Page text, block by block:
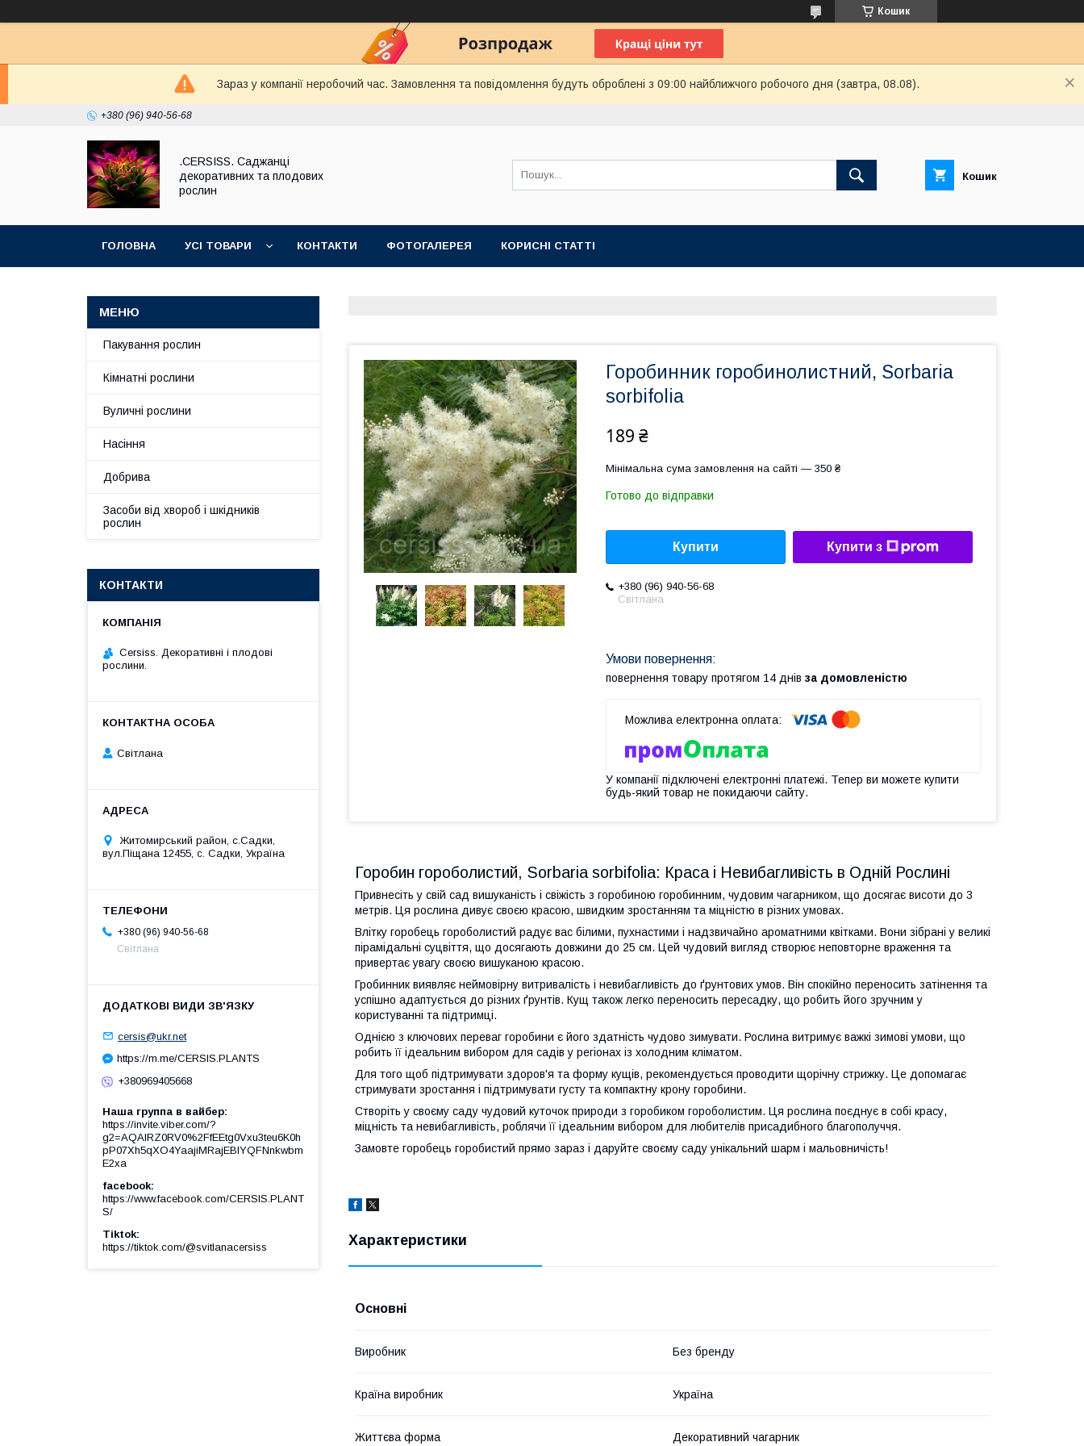
Кошик
Зараз у компанії неробочий час. Замовлення та повідомлення будуть оброблені з 09:00 найближчого робочого дня (завтра, 08.08).
+380 (96) 940-56-68
.CERSISS. Саджанці
декоративних та плодових
рослин
Кошик
ГОЛОВНА УСІ ТОВАРИ КОНТАКТИ ФОТОГАЛЕРЕЯ КОРИСНІ СТАТТІ
Горобинник горобинолистний, Sorbaria
sorbifolia
189 ₴
Мінімальна сума замовлення на сайті — 350 ₴
Готово до відправки
Купити Купити з
+380 (96) 940-56-68
Світлана
повернення товару протягом 14 днів за домовленістю
У компанії підключені електронні платежі. Тепер ви можете купити
будь-який товар не покидаючи сайту.
Горобин гороболистий, Sorbaria sorbifolia: Краса і Невибагливість в Одній Рослині
Привнесіть у свій сад вишуканість і свіжість з горобиною горобинним, чудовим чагарником, що досягає висоти до 3
метрів. Ця рослина дивує своєю красою, швидким зростанням та міцністю в різних умовах.
Влітку горобець гороболистий радує вас білими, пухнастими і надзвичайно ароматними квітками. Вони зібрані у великі
пірамідальні суцвіття, що досягають довжини до 25 см. Цей чудовий вигляд створює неповторне враження та
привертає увагу своєю вишуканою красою.
Гробинник виявляє неймовірну витривалість і невибагливість до ґрунтових умов. Він спокійно переносить затінення та
успішно адаптується до різних ґрунтів. Кущ також легко переносить пересадку, що робить його зручним у
користуванні та підтримці.
Однією з ключових переваг горобини є його здатність чудово зимувати. Рослина витримує важкі зимові умови, що
робить її ідеальним вибором для садів у регіонах із холодним кліматом.
Для того щоб підтримувати здоров'я та форму кущів, рекомендується проводити щорічну стрижку. Це допомагає
стримувати зростання і підтримувати густу та компактну крону горобини.
Створіть у своєму саду чудовий куточок природи з горобиком гороболистим. Ця рослина поєднує в собі красу,
міцність та невибагливість, роблячи її ідеальним вибором для любителів присадибного благополуччя.
Замовте горобець горобистий прямо зараз і даруйте своєму саду унікальний шарм і мальовничість!
Характеристики
Основні
Виробник Без бренду
Країна виробник Україна
Життєва форма Декоративний чагарник
Пакування рослин
Кімнатні рослини
Вуличні рослини
Насіння
Добрива
Засоби від хвороб і шкідників
рослин
КОНТАКТИ
Cersiss. Декоративні і плодові
рослини.
Світлана
Житомирський район, с.Садки,
вул.Піщана 12455, с. Садки, Україна
+380 (96) 940-56-68
Світлана
cersis@ukr.net
https://m.me/CERSIS.PLANTS
+380969405668
Наша группа в вайбер
https://invite.viber.com/?
g2=AQAIRZ0RV0%2FfEEtg0Vxu3teu6K0h
pP07Xh5qXO4YaajiMRajEBIYQFNnkwbm
E2xa
facebook
https://www.facebook.com/CERSIS.PLANT
S/
Tiktok
https://tiktok.com/@svitlanacersiss